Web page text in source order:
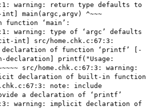
warning: return type defaults to
main(argc,argv) ^~~~
function ‘main’:
warning: type of ‘argc’ defaults
int] src/home.chk.c:67:3:
of function ‘printf’ [-
declaration] printf("Usage:
src/home.chk.c:67:3: warning:
declaration of built-in function
note: include
a declaration of ‘printf’
warning: implicit declaration of